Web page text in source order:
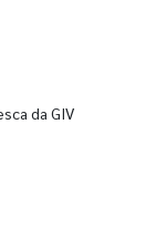
da GIV